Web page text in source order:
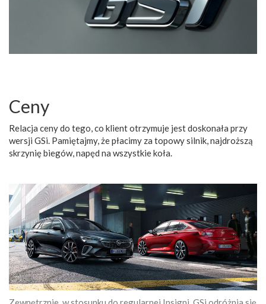
Ceny
Relacja ceny do tego, co klient otrzymuje jest doskonała przy
wersji GSi. Pamiętajmy, że płacimy za topowy silnik, najdroższą
skrzynię biegów, napęd na wszystkie koła.